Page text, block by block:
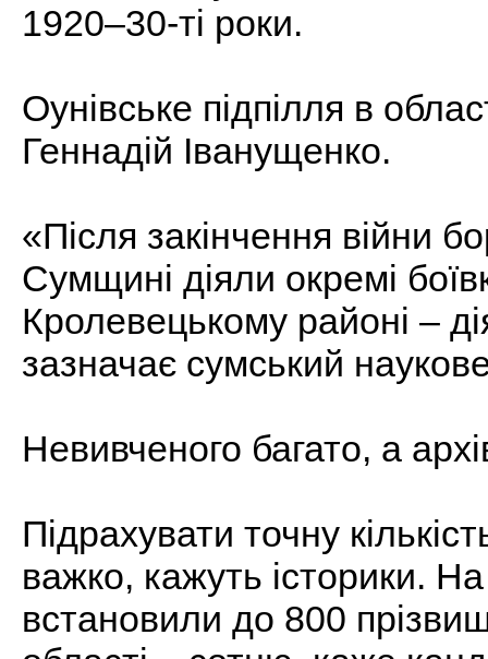
1920–30-ті роки.
Оунівське підпілля в
Геннадій Іванущенко.
«Після закінчення війни
Сумщині діяли окремі
Кролевецькому районі –
зазначає сумський
Невивченого багато, а
Підрахувати точну
важко, кажуть історики.
встановили до 800